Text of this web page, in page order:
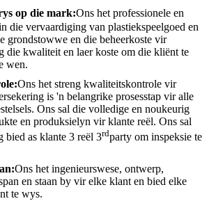
op die mark:Ons het professionele en
die vervaardiging van plastiekspeelgoed en
grondstowwe en die beheerkoste vir
die kwaliteit en laer koste om die kliënt te
wen.
Ons het streng kwaliteitskontrole vir
is 'n belangrike prosesstap vir alle
Ons sal die volledige en noukeurig
en produksielyn vir klante reël. Ons sal
bied as klante 3 reël 3rdparty om inspeksie te
Ons het ingenieurswese, ontwerp,
en staan ​​by vir elke klant en bied elke
te wys.